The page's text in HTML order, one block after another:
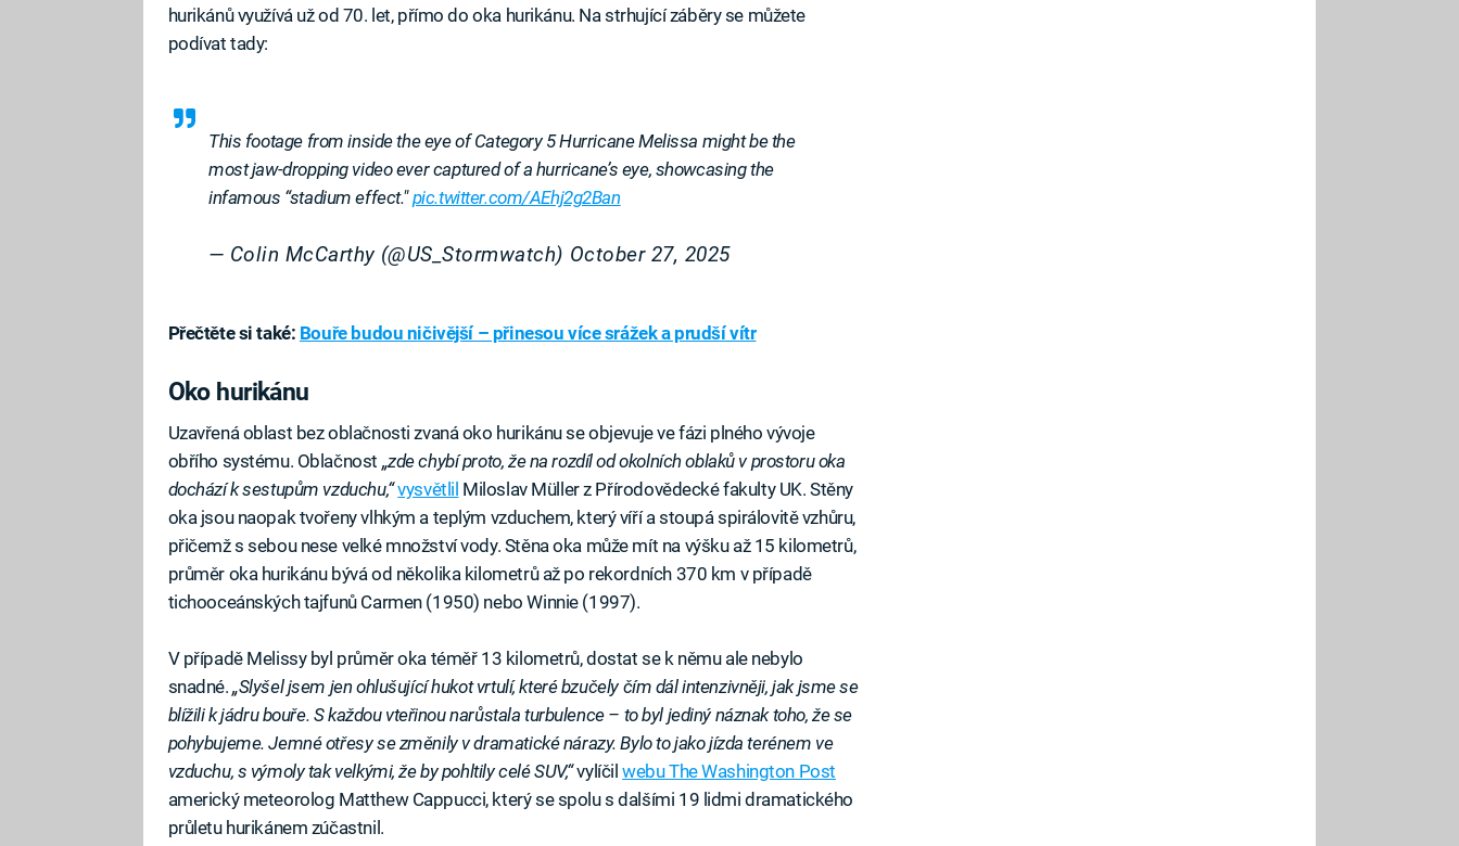
hurikánů využívá už od 70. let, přímo do oka hurikánu. Na strhující záběry se můžete
podívat tady:
This footage from inside the eye of Category 5 Hurricane Melissa might be the
most jaw-dropping video ever captured of a hurricane’s eye, showcasing the
infamous “stadium effect."pic.twitter.com/AEhj2g2Ban
— Colin McCarthy (@US_Stormwatch) October 27, 2025
Přečtěte si také: Bouře budou ničivější – přinesou více srážek a prudší vítr
Oko hurikánu
Uzavřená oblast bez oblačnosti zvaná oko hurikánu se objevuje ve fázi plného vývoje
obřího systému. Oblačnost „zde chybí proto, že na rozdíl od okolních oblaků v prostoru oka
dochází k sestupům vzduchu,“vysvětlil Miloslav Müller z Přírodovědecké fakulty UK. Stěny
oka jsou naopak tvořeny vlhkým a teplým vzduchem, který víří a stoupá spirálovitě vzhůru,
přičemž s sebou nese velké množství vody. Stěna oka může mít na výšku až 15 kilometrů,
průměr oka hurikánu bývá od několika kilometrů až po rekordních 370 km v případě
tichooceánských tajfunů Carmen (1950) nebo Winnie (1997).
V případě Melissy byl průměr oka téměř 13 kilometrů, dostat se k němu ale nebylo
snadné.„Slyšel jsem jen ohlušující hukot vrtulí, které bzučely čím dál intenzivněji, jak jsme se
blížili k jádru bouře. S každou vteřinou narůstala turbulence – to byl jediný náznak toho, že se
pohybujeme. Jemné otřesy se změnily v dramatické nárazy. Bylo to jako jízda terénem ve
vzduchu, s výmoly tak velkými, že by pohltily celé SUV,“vylíčilwebu The Washington Post
americký meteorolog Matthew Cappucci, který se spolu s dalšími 19 lidmi dramatického
průletu hurikánem zúčastnil.